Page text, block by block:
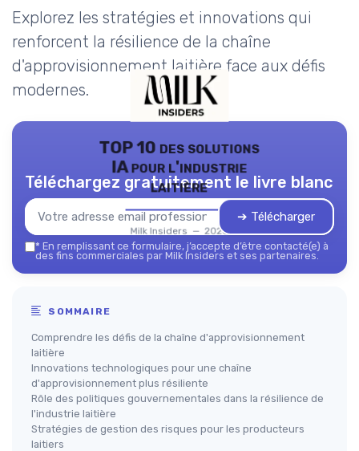
Explorez les stratégies et innovations qui
renforcent la résilience de la chaîne
d'approvisionnement laitière face aux défis
modernes.
TOP 10 des solutions
IA pour l'industrie
laitière
Milk Insiders — 2026
Téléchargez gratuitement le livre blanc
➔ Télécharger
* En remplissant ce formulaire, j’accepte d’être contacté(e) à
des fins commerciales par Milk Insiders et ses partenaires.
SOMMAIRE
Comprendre les défis de la chaîne d'approvisionnement
laitière
Innovations technologiques pour une chaîne
d'approvisionnement plus résiliente
Rôle des politiques gouvernementales dans la résilience de
l'industrie laitière
Stratégies de gestion des risques pour les producteurs
laitiers